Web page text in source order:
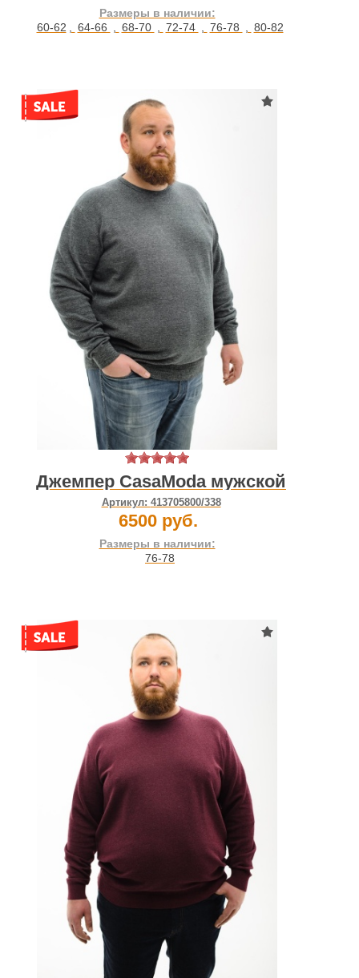
Размеры в наличии:
60-62
64-66 68-70 72-74 76-78 80-82
Джемпер CasaModa мужской
Артикул: 413705800/338
6500 руб.
Размеры в наличии:
76-78